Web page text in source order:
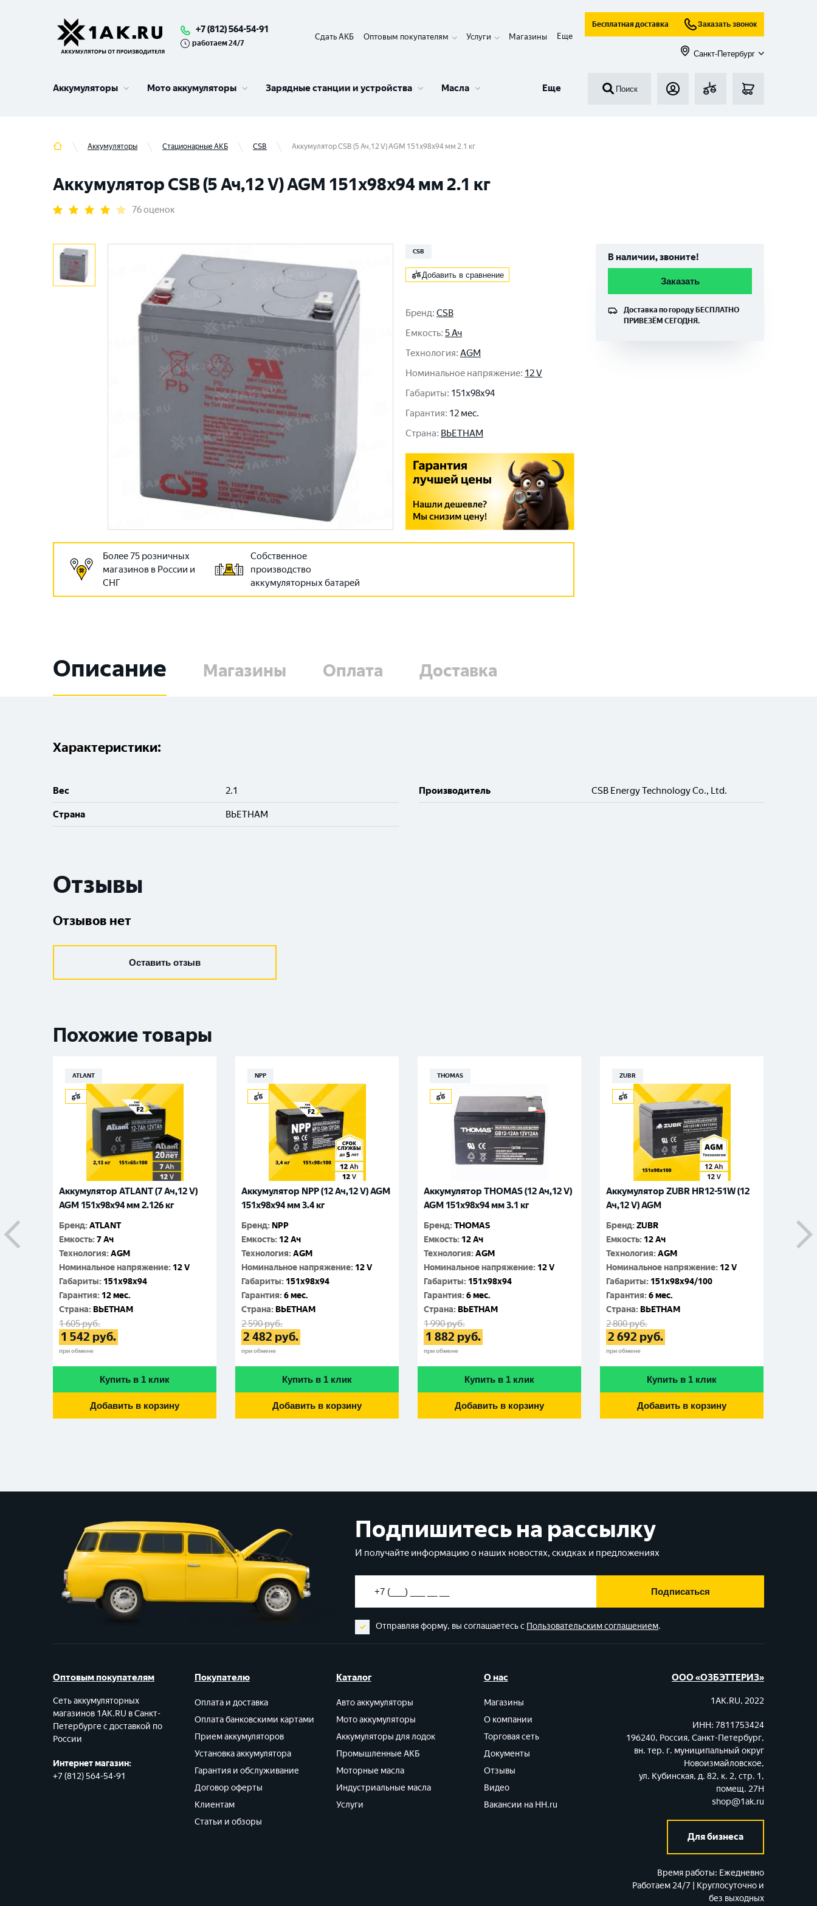
+7 (812) 564-54-91
работаем 24/7
Сдать АКБ Оптовым покупателям Услуги Магазины Еще
Бесплатная доставка Заказать звонок
Санкт-Петербург
Аккумуляторы Мото аккумуляторы Зарядные станции и устройства Масла Еще Поиск
Аккумуляторы Стационарные АКБ CSB Аккумулятор CSB (5 Ач,12 V) AGM 151x98x94 мм 2.1 кг
Аккумулятор CSB (5 Ач,12 V) AGM 151x98x94 мм 2.1 кг
76 оценок
CSB
Добавить в сравнение
Бренд: CSB
Емкость: 5 Ач
Технология: AGM
Номинальное напряжение: 12 V
Габариты: 151x98x94
Гарантия: 12 мес.
Cтрана: ВЬЕТНАМ
В наличии, звоните!
Заказать
Доставка по городу БЕСПЛАТНО
ПРИВЕЗЁМ СЕГОДНЯ.
Более 75 розничных
магазинов в России и
СНГ
Собственное
производство
аккумуляторных батарей
Описание Магазины Оплата Доставка
Характеристики:
Вес 2.1
Cтрана ВЬЕТНАМ
Производитель CSB Energy Technology Co., Ltd.
Отзывы
Отзывов нет
Оставить отзыв
Похожие товары
ATLANT
Аккумулятор ATLANT (7 Ач,12 V)
AGM 151x98x94 мм 2.126 кг
Бренд:ATLANT
Емкость:7 Ач
Технология:AGM
Номинальное напряжение: 12 V
Габариты: 151x98x94
Гарантия: 12 мес.
Cтрана: ВЬЕТНАМ
1 605руб.
1 542 руб.
при обмене
Купить в 1 клик
Добавить в корзину
NPP
Аккумулятор NPP (12 Ач,12 V) AGM
151x98x94 мм 3.4 кг
Бренд: NPP
Емкость: 12 Ач
Технология:AGM
Номинальное напряжение: 12 V
Габариты: 151x98x94
Гарантия:6 мес.
Cтрана: ВЬЕТНАМ
2 590руб.
2 482 руб.
при обмене
Купить в 1 клик
Добавить в корзину
THOMAS
Аккумулятор THOMAS (12 Ач,12 V)
AGM 151x98x94 мм 3.1 кг
Бренд:THOMAS
Емкость: 12 Ач
Технология:AGM
Номинальное напряжение: 12 V
Габариты: 151x98x94
Гарантия:6 мес.
Cтрана: ВЬЕТНАМ
1 990руб.
1 882 руб.
при обмене
Купить в 1 клик
Добавить в корзину
ZUBR
Аккумулятор ZUBR HR12-51W (12
Ач,12 V) AGM
Бренд:ZUBR
Емкость: 12 Ач
Технология:AGM
Номинальное напряжение: 12 V
Габариты: 151x98x94/100
Гарантия:6 мес.
Cтрана: ВЬЕТНАМ
2 800руб.
2 692 руб.
при обмене
Купить в 1 клик
Добавить в корзину
Бренд
Подпишитесь на рассылку
И получайте информацию о наших новостях, скидках и предложениях
Подписаться
Отправляя форму, вы соглашаетесь с Пользовательским соглашением.
Оптовым покупателям
Сеть аккумуляторных
магазинов 1AK.RU в Санкт-
Петербурге с доставкой по
России
Интернет магазин:
+7 (812) 564-54-91
Покупателю
Оплата и доставка
Оплата банковскими картами
Прием аккумуляторов
Установка аккумулятора
Гарантия и обслуживание
Договор оферты
Клиентам
Статьи и обзоры
Каталог
Авто аккумуляторы
Мото аккумуляторы
Аккумуляторы для лодок
Промышленные АКБ
Моторные масла
Индустриальные масла
Услуги
О нас
Магазины
О компании
Торговая сеть
Документы
Отзывы
Видео
Вакансии на HH.ru
ООО «ОЗБЭТТЕРИЗ»
1AK.RU, 2022
ИНН: 7811753424
196240, Россия, Санкт-Петербург,
вн. тер. г. муниципальный округ
Новоизмайловское,
ул. Кубинская, д. 82, к. 2, стр. 1,
помещ. 27Н
shop@1ak.ru
Для бизнеса
Время работы: Ежедневно
Работаем 24/7 | Круглосуточно и
без выходных
Москва